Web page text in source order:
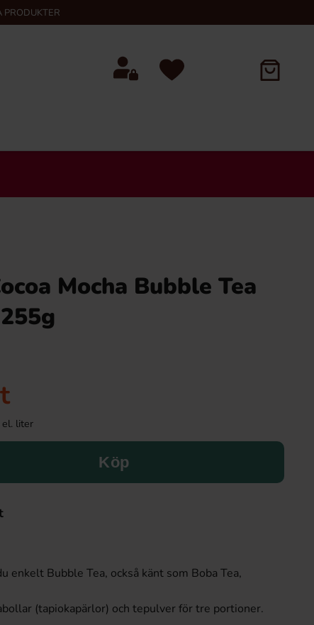
PRODUKTER
Mocha Bubble Tea
liter
Köp
enkelt Bubble Tea, också känt som Boba Tea,
(tapiokapärlor) och tepulver för tre portioner.